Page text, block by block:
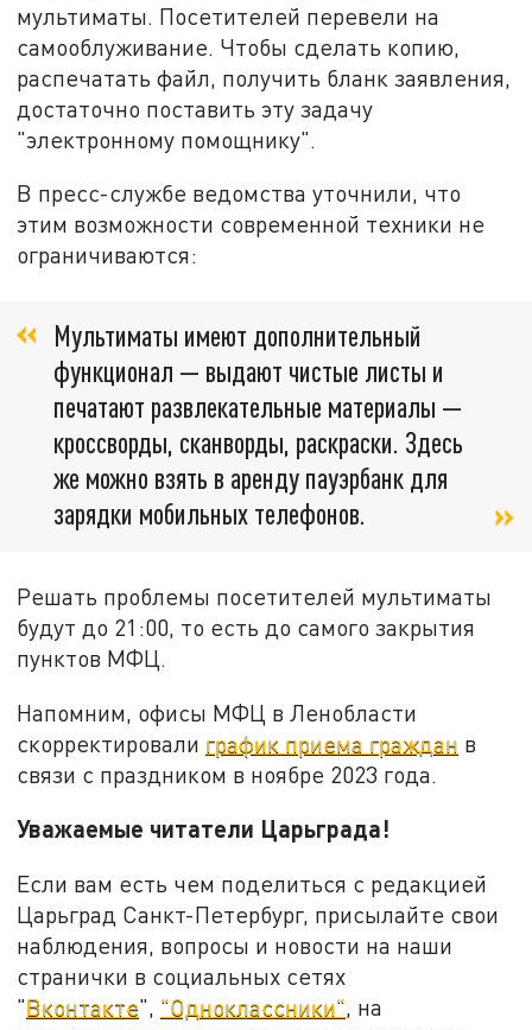
мультиматы. Посетителей перевели на
самооблуживание. Чтобы сделать копию,
распечатать файл, получить бланк заявления,
достаточно поставить эту задачу
"электронному помощнику".
В пресс-службе ведомства уточнили, что
этим возможности современной техники не
ограничиваются:
Мультиматы имеют дополнительный
функционал — выдают чистые листы и
печатают развлекательные материалы —
кроссворды, сканворды, раскраски. Здесь
же можно взять в аренду пауэрбанк для
зарядки мобильных телефонов.
Решать проблемы посетителей мультиматы
будут до 21:00, то есть до самого закрытия
пунктов МФЦ.
Напомним, офисы МФЦ в Ленобласти
скорректировали график приема граждан в
связи с праздником в ноябре 2023 года.
Уважаемые читатели Царьграда!
Если вам есть чем поделиться с редакцией
Царьград Санкт-Петербург, присылайте свои
наблюдения, вопросы и новости на наши
странички в социальных сетях
"Вконтакте", "Одноклассники", на